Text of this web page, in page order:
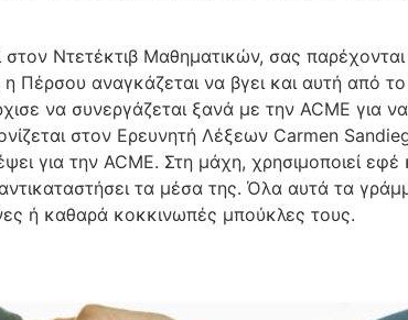
Ντετέκτιβ Μαθηματικών, σας
Πέρσου αναγκάζεται να βγει και αυτή από το
να συνεργάζεται ξανά με την ACME για
στον Ερευνητή Λέξεων Carmen
για την ACME. Στη μάχη, χρησιμοποιεί
τα μέσα της. Όλα αυτά τα
ή καθαρά κοκκινωπές μπούκλες τους.